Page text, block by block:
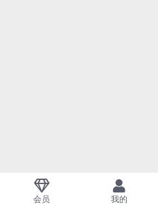
会员 我的